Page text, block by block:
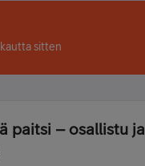
sitten
paitsi – osallistu ja